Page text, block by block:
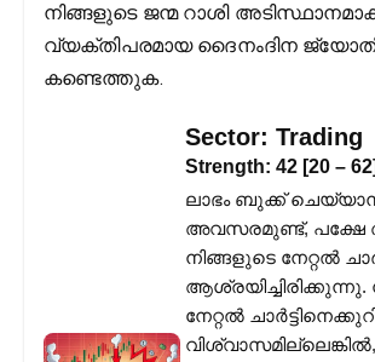
നിങ്ങളുടെ ജന്മ റാശി
വ്യക്തിപരമായ ദൈനംദിന
കണ്ടെത്തുക.
Sector: Trading
Strength: 42 [20 – 62]
ലാഭം ബുക്ക്
അവസരമുണ്ട്,
നിങ്ങളുടെ നേറ്റൽ
ആശ്രയിച്ചിരിക്കുന്നു.
നേറ്റൽ